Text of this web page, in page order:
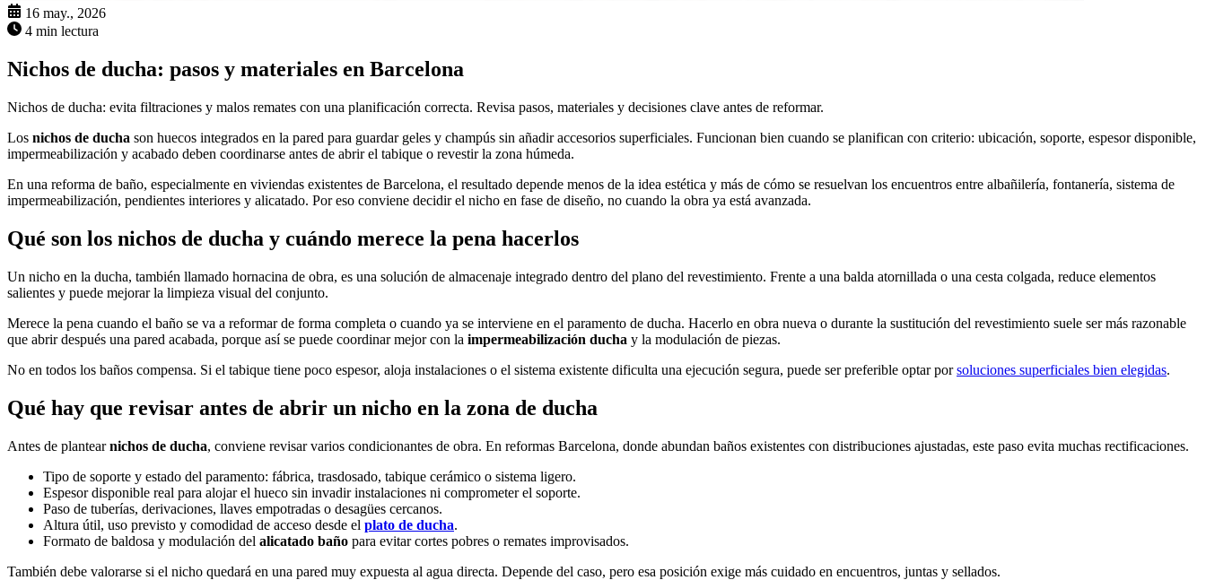
16 may., 2026
4 min lectura
Nichos de ducha: pasos y materiales en Barcelona
Nichos de ducha: evita filtraciones y malos remates con una planificación correcta. Revisa pasos, materiales y decisiones clave antes de reformar.
Los nichos de ducha son huecos integrados en la pared para guardar geles y champús sin añadir accesorios superficiales. Funcionan bien cuando se planifican con criterio: ubicación, soporte, espesor disponible,
impermeabilización y acabado deben coordinarse antes de abrir el tabique o revestir la zona húmeda.
En una reforma de baño, especialmente en viviendas existentes de Barcelona, el resultado depende menos de la idea estética y más de cómo se resuelvan los encuentros entre albañilería, fontanería, sistema de
impermeabilización, pendientes interiores y alicatado. Por eso conviene decidir el nicho en fase de diseño, no cuando la obra ya está avanzada.
Qué son los nichos de ducha y cuándo merece la pena hacerlos
Un nicho en la ducha, también llamado hornacina de obra, es una solución de almacenaje integrado dentro del plano del revestimiento. Frente a una balda atornillada o una cesta colgada, reduce elementos
salientes y puede mejorar la limpieza visual del conjunto.
Merece la pena cuando el baño se va a reformar de forma completa o cuando ya se interviene en el paramento de ducha. Hacerlo en obra nueva o durante la sustitución del revestimiento suele ser más razonable
que abrir después una pared acabada, porque así se puede coordinar mejor con la impermeabilización ducha y la modulación de piezas.
No en todos los baños compensa. Si el tabique tiene poco espesor, aloja instalaciones o el sistema existente dificulta una ejecución segura, puede ser preferible optar porsoluciones superficiales bien elegidas.
Qué hay que revisar antes de abrir un nicho en la zona de ducha
Antes de plantearnichos de ducha, conviene revisar varios condicionantes de obra. En reformas Barcelona, donde abundan baños existentes con distribuciones ajustadas, este paso evita muchas rectificaciones.
Tipo de soporte y estado del paramento: fábrica, trasdosado, tabique cerámico o sistema ligero.
Espesor disponible real para alojar el hueco sin invadir instalaciones ni comprometer el soporte.
Paso de tuberías, derivaciones, llaves empotradas o desagües cercanos.
Altura útil, uso previsto y comodidad de acceso desde el plato de ducha.
Formato de baldosa y modulación del alicatado baño para evitar cortes pobres o remates improvisados.
También debe valorarse si el nicho quedará en una pared muy expuesta al agua directa. Depende del caso, pero esa posición exige más cuidado en encuentros, juntas y sellados.